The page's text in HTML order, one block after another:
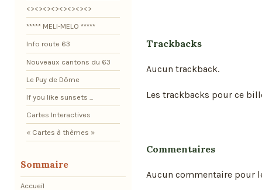
Trackbacks
Aucun trackback.
Les trackbacks pour ce
Commentaires
Aucun commentaire pour
<><><><><><><><>
***** MELI-MELO *****
Info route 63
Nouveaux cantons du 63
Le Puy de Dôme
If you like sunsets ...
Cartes Interactives
« Cartes à thèmes »
Sommaire
Accueil